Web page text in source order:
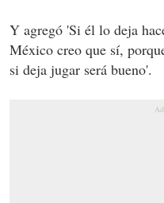
Y agregó 'Si él lo deja
México creo que sí,
si deja jugar será bueno'.